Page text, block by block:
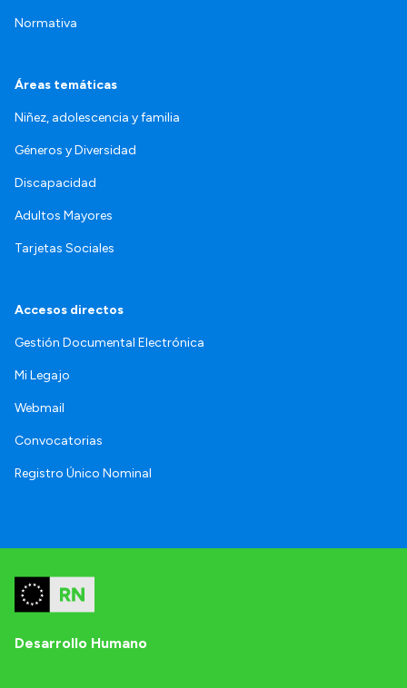
Normativa
Áreas temáticas
Niñez, adolescencia y familia
Géneros y Diversidad
Discapacidad
Adultos Mayores
Tarjetas Sociales
Accesos directos
Gestión Documental Electrónica
Mi Legajo
Webmail
Convocatorias
Registro Único Nominal
Desarrollo Humano